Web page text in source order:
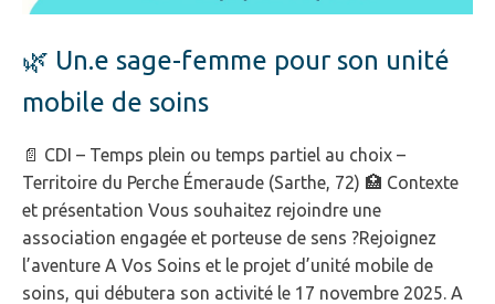
🌿 Un.e sage-femme pour son unité
mobile de soins
📄 CDI – Temps plein ou temps partiel au choix –
Territoire du Perche Émeraude (Sarthe, 72) 🏥 Contexte
et présentation Vous souhaitez rejoindre une
association engagée et porteuse de sens ?Rejoignez
l’aventure A Vos Soins et le projet d’unité mobile de
soins, qui débutera son activité le 17 novembre 2025. A